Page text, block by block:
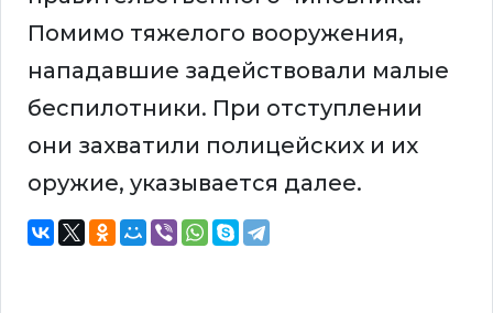
Помимо тяжелого вооружения,
нападавшие задействовали малые
беспилотники. При отступлении
они захватили полицейских и их
оружие, указывается далее.